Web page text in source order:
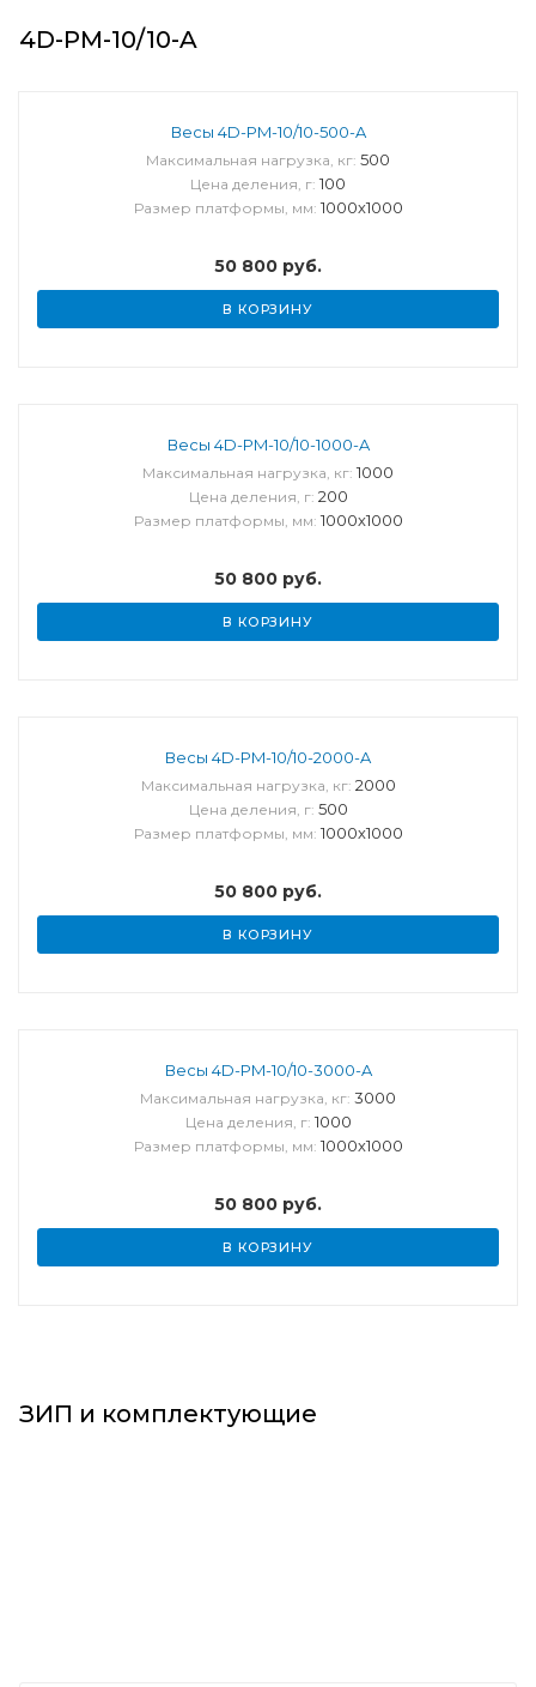
4D-PM-10/10-A
Весы 4D-PM-10/10-500-A
Максимальная нагрузка, кг: 500
Цена деления, г: 100
Размер платформы, мм: 1000х1000
50 800 руб.
В КОРЗИНУ
Весы 4D-PM-10/10-1000-A
Максимальная нагрузка, кг: 1000
Цена деления, г: 200
Размер платформы, мм: 1000х1000
50 800 руб.
В КОРЗИНУ
Весы 4D-PM-10/10-2000-A
Максимальная нагрузка, кг: 2000
Цена деления, г: 500
Размер платформы, мм: 1000х1000
50 800 руб.
В КОРЗИНУ
Весы 4D-PM-10/10-3000-A
Максимальная нагрузка, кг: 3000
Цена деления, г: 1000
Размер платформы, мм: 1000х1000
50 800 руб.
В КОРЗИНУ
ЗИП и комплектующие